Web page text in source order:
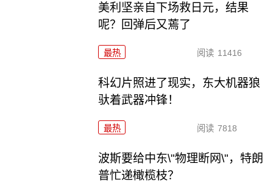
美利坚亲自下场救日元，结果
呢？回弹后又蔫了
最热 阅读 11416
科幻片照进了现实，东大机器狼
驮着武器冲锋！
最热 阅读 7818
波斯要给中东\"物理断网\"，特朗
普忙递橄榄枝？